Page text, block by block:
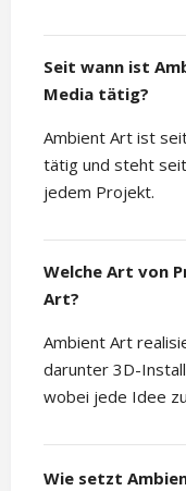
Seit wann ist
Media tätig?
Ambient Art ist
tätig und steht
jedem Projekt.
Welche Art von
Art?
Ambient Art
darunter 3D-
wobei jede Idee
Wie setzt